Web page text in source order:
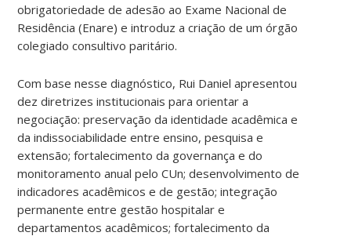
obrigatoriedade de adesão ao Exame Nacional de
Residência (Enare) e introduz a criação de um órgão
colegiado consultivo paritário.
Com base nesse diagnóstico, Rui Daniel apresentou
dez diretrizes institucionais para orientar a
negociação: preservação da identidade acadêmica e
da indissociabilidade entre ensino, pesquisa e
extensão; fortalecimento da governança e do
monitoramento anual pelo CUn; desenvolvimento de
indicadores acadêmicos e de gestão; integração
permanente entre gestão hospitalar e
departamentos acadêmicos; fortalecimento da